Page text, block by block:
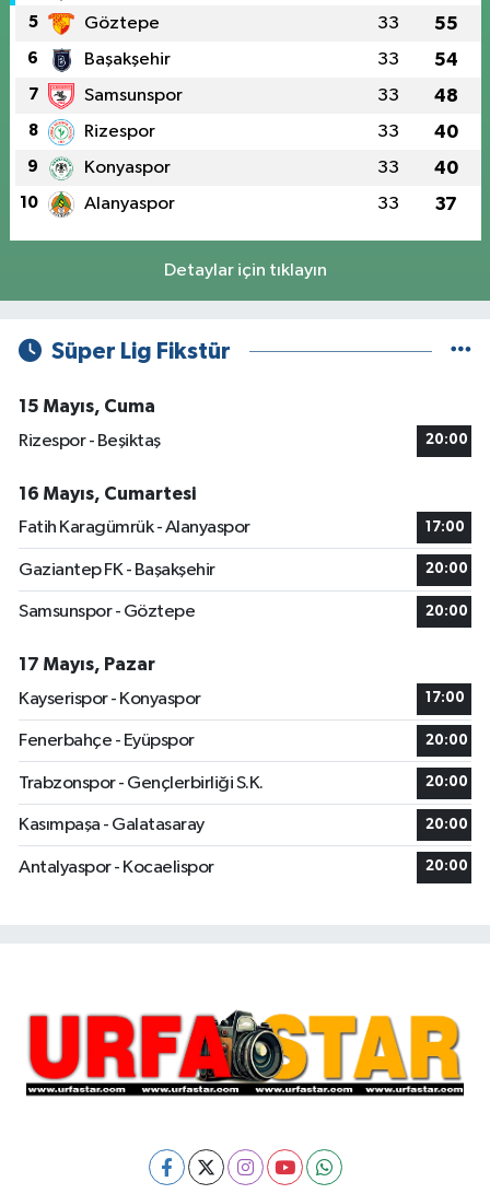
5 Göztepe 33 55
6 Başakşehir 33 54
7 Samsunspor 33 48
8 Rizespor 33 40
9 Konyaspor 33 40
10 Alanyaspor 33 37
Detaylar için tıklayın
Süper Lig Fikstür
15 Mayıs, Cuma
Rizespor - Beşiktaş
20:00
16 Mayıs, Cumartesi
Fatih Karagümrük - Alanyaspor
17:00
Gaziantep FK - Başakşehir 20:00
Samsunspor - Göztepe 20:00
17 Mayıs, Pazar
Kayserispor - Konyaspor
17:00
Fenerbahçe - Eyüpspor 20:00
Trabzonspor - Gençlerbirliği S.K. 20:00
Kasımpaşa - Galatasaray 20:00
Antalyaspor - Kocaelispor 20:00